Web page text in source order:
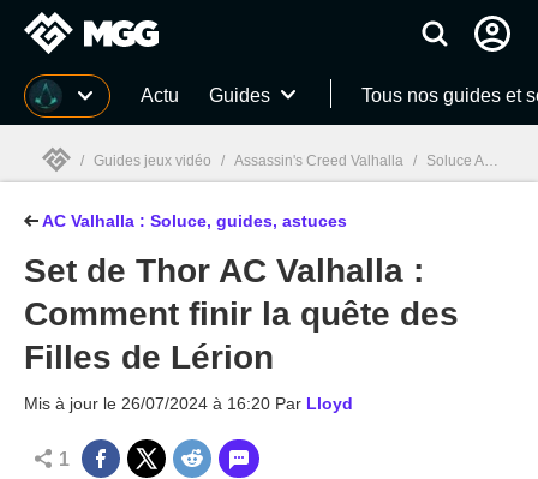
MGG Actu Guides Tous nos guides et
MGG
/ Guides jeux vidéo / Assassin's Creed Valhalla / Soluce Assassin's Creed Valhalla : Tous nos guides et astuces
AC Valhalla : Soluce, guides, astuces
Set de Thor AC Valhalla :
Comment finir la quête des
Filles de Lérion
Mis à jour le 26/07/2024 à 16:20 Par Lloyd
1